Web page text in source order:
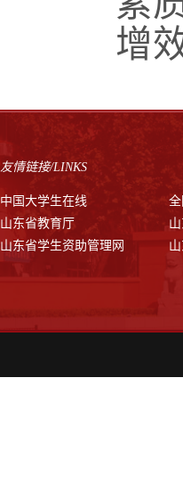
增
友情链接/LINKS
中国大学生在线
全
山东省教育厅
山东省学生资助管理网